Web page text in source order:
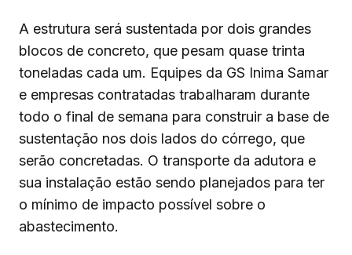
A estrutura será sustentada por dois grandes
blocos de concreto, que pesam quase trinta
toneladas cada um. Equipes da GS Inima Samar
e empresas contratadas trabalharam durante
todo o final de semana para construir a base de
sustentação nos dois lados do córrego, que
serão concretadas. O transporte da adutora e
sua instalação estão sendo planejados para ter
o mínimo de impacto possível sobre o
abastecimento.